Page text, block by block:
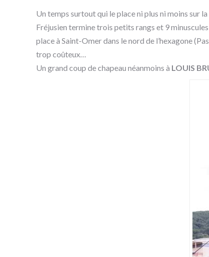
Un temps surtout qui le place ni plus ni moins sur la
Fréjusien termine trois petits rangs et 9
place à Saint-Omer dans le nord de l’hexagone
trop coûteux…
Un grand coup de chapeau néanmoins à LOUIS